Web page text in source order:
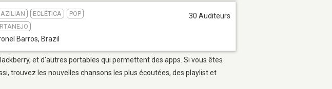
ECLÉTICA
POP
Barros, Brazil
30 Auditeurs
et d'autres portables qui permettent des apps. Si vous êtes
trouvez les nouvelles chansons les plus écoutées, des playlist et